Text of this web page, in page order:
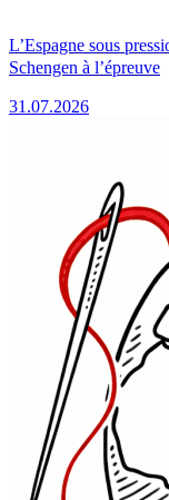
L’Espagne sous
Schengen à l’épreuve
31.07.2026